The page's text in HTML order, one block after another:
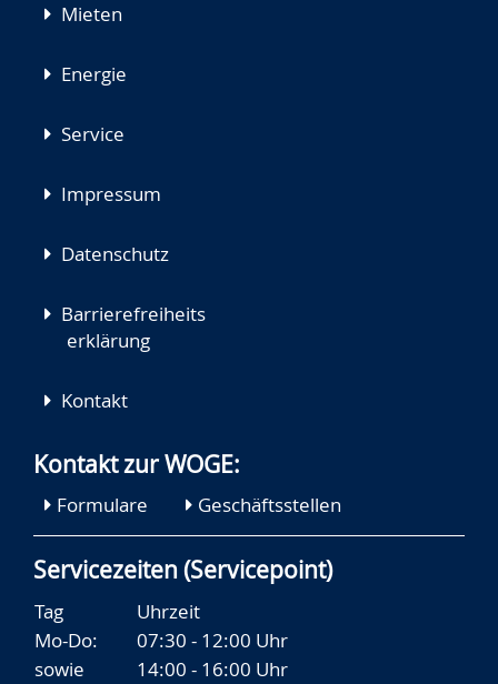
Mieten
Energie
Service
Impressum
Datenschutz
Barrierefreiheits
erklärung
Kontakt
Kontakt zur WOGE:
Formulare Geschäftsstellen
Servicezeiten (Servicepoint)
Tag
Uhrzeit
Mo-Do:
07:30 - 12:00 Uhr
sowie
14:00 - 16:00 Uhr